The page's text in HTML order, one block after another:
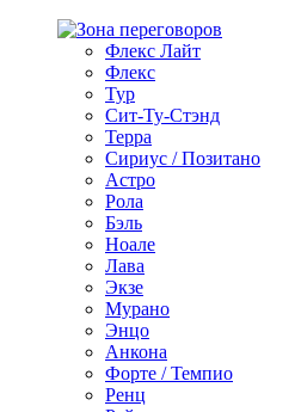
Флекс Лайт
Флекс
Тур
Сит-Ту-Стэнд
Терра
Сириус / Позитано
Астро
Рола
Бэль
Ноале
Лава
Экзе
Мурано
Энцо
Анкона
Форте / Темпио
Ренц